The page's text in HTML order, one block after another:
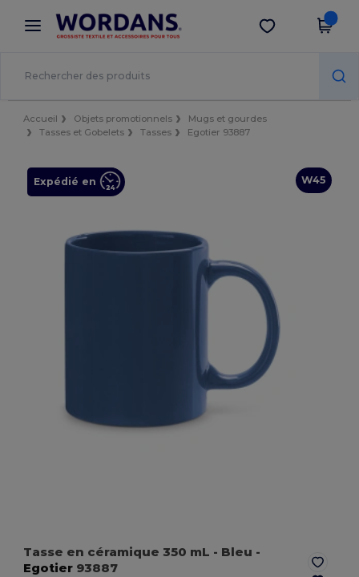
× Appli Wordans
Meilleurs prix sur l’app !
Obtenir l'appli
Accueil Objets promotionnels
Mugs et gourdes
Tasses et Gobelets
Tasses Egotier 93887
W45
Expédié en
Tasse en céramique 350 mL - Bleu -
Egotier 93887